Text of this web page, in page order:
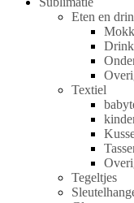
Eten en
Textiel
Tegeltjes